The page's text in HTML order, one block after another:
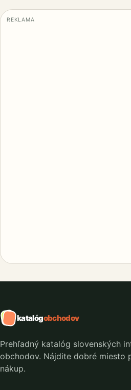
REKLAMA
katalógobchodov
Prehľadný katalóg slovenských
obchodov. Nájdite dobré miesto
nákup.